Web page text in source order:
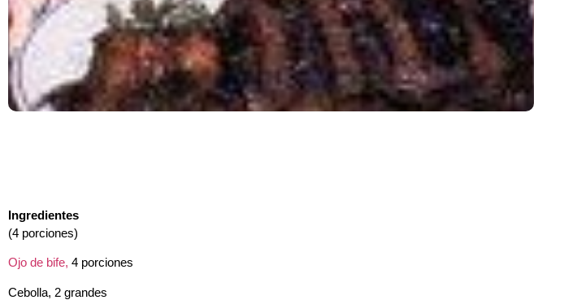
Ingredientes
(4 porciones)
Ojo de bife, 4 porciones
Cebolla, 2 grandes